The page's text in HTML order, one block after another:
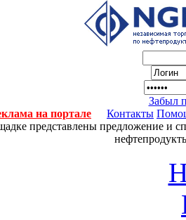
Забыл
на портале
Контакты
представлены предложение и